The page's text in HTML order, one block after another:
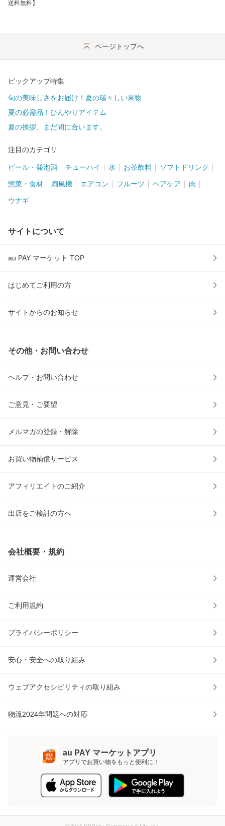
送料無料】
ページトップへ
ピックアップ特集
旬の美味しさをお届け！夏の瑞々しい果物
夏の必需品！ひんやりアイテム
夏の挨拶、まだ間に合います。
注目のカテゴリ
ビール・発泡酒 チューハイ 水 お茶飲料 ソフトドリンク
惣菜・食材 扇風機 エアコン フルーツ ヘアケア 肉
ウナギ
サイトについて
au PAY マーケット TOP
はじめてご利用の方
サイトからのお知らせ
その他・お問い合わせ
ヘルプ・お問い合わせ
ご意見・ご要望
メルマガの登録・解除
お買い物補償サービス
アフィリエイトのご紹介
出店をご検討の方へ
会社概要・規約
運営会社
ご利用規約
プライバシーポリシー
安心・安全への取り組み
ウェブアクセシビリティの取り組み
物流2024年問題への対応
au PAY マーケットアプリ
アプリでお買い物をもっと便利に！